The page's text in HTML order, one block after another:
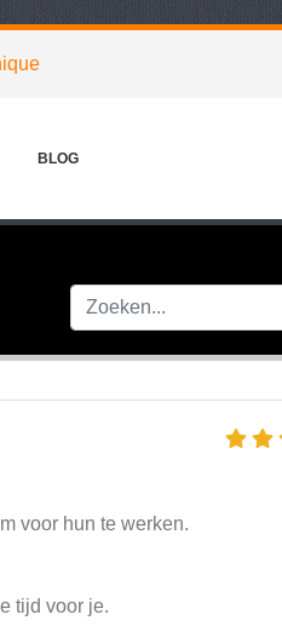
BLOG
voor hun te werken.
tijd voor je.